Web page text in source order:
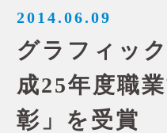
2014.06.09
グラフィッ
成25年度職
彰」を受賞